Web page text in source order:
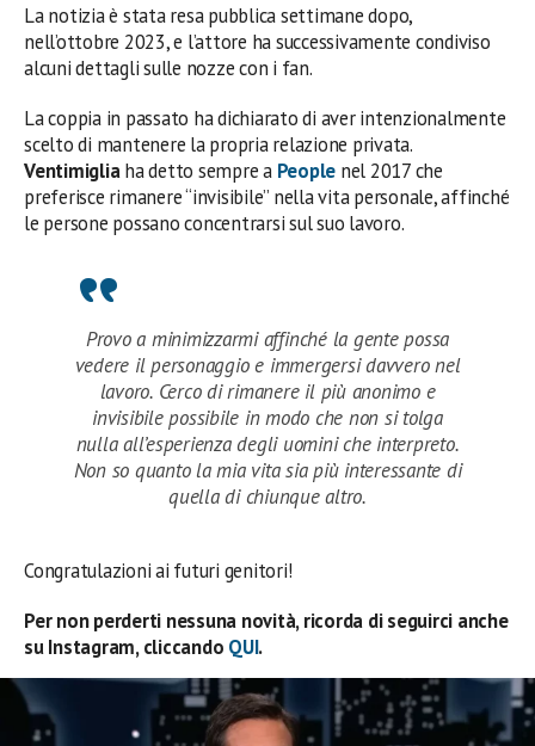
La notizia è stata resa pubblica settimane dopo,
nell’ottobre 2023, e l’attore ha successivamente condiviso
alcuni dettagli sulle nozze con i fan.
La coppia in passato ha dichiarato di aver intenzionalmente
scelto di mantenere la propria relazione privata.
Ventimigliaha detto sempre a People nel 2017 che
preferisce rimanere “invisibile” nella vita personale, affinché
le persone possano concentrarsi sul suo lavoro.
Provo a minimizzarmi affinché la gente possa
vedere il personaggio e immergersi davvero nel
lavoro. Cerco di rimanere il più anonimo e
invisibile possibile in modo che non si tolga
nulla all’esperienza degli uomini che interpreto.
Non so quanto la mia vita sia più interessante di
quella di chiunque altro.
Congratulazioni ai futuri genitori!
Per non perderti nessuna novità, ricorda di seguirci anche
su Instagram, cliccando QUI.